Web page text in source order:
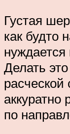
Густая
как будто
Делать
аккуратно
по